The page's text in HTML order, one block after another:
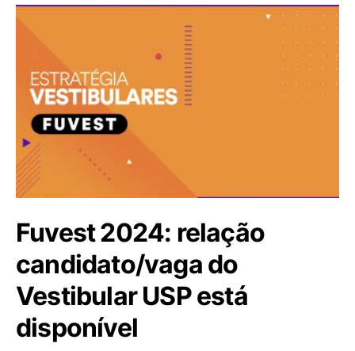
Fuvest 2024: relação
candidato/vaga do
Vestibular USP está
disponível